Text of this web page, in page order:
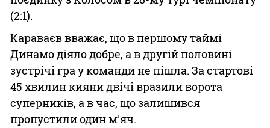
(2:1).
Караваєв вважає, що в першому таймі
Динамо діяло добре, а в другій половині
зустрічі гра у команди не пішла. За стартові
45 хвилин кияни двічі вразили ворота
суперників, а в час, що залишився
пропустили один м'яч.